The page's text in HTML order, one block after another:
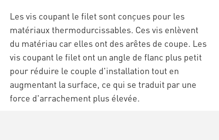
Les vis coupant le filet sont conçues pour les
matériaux thermodurcissables. Ces vis enlèvent
du matériau car elles ont des arêtes de coupe. Les
vis coupant le filet ont un angle de flanc plus petit
pour réduire le couple d'installation tout en
augmentant la surface, ce qui se traduit par une
force d'arrachement plus élevée.